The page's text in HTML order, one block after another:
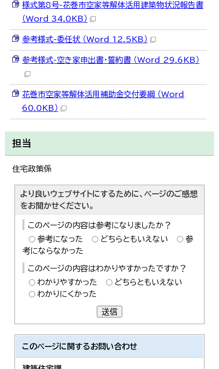
様式第8号-花巻市空家等解体活用建築物状況報告書
（Word 34.0KB）
参考様式-委任状 （Word 12.5KB）
参考様式-空き家申出書・誓約書 （Word 29.6KB）
花巻市空家等解体活用補助金交付要綱 （Word
60.0KB）
担当
住宅政策係
より良いウェブサイトにするために、ページのご感想
をお聞かせください。
このページの内容は参考になりましたか？
参考になった
どちらともいえない
参
考にならなかった
このページの内容はわかりやすかったですか？
わかりやすかった
どちらともいえない
わかりにくかった
送信
このページに関するお問い合わせ